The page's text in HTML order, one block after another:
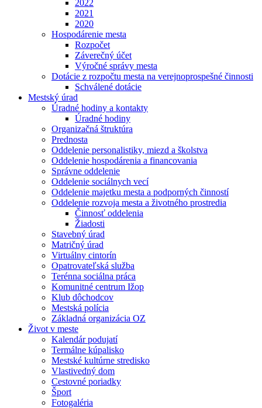
2022
2021
2020
Hospodárenie mesta
Rozpočet
Záverečný účet
Výročné správy mesta
Dotácie z rozpočtu mesta na verejnoprospešné činnosti
Schválené dotácie
Mestský úrad
Úradné hodiny a kontakty
Úradné hodiny
Organizačná štruktúra
Prednosta
Oddelenie personalistiky, miezd a školstva
Oddelenie hospodárenia a financovania
Správne oddelenie
Oddelenie sociálnych vecí
Oddelenie majetku mesta a podporných činností
Oddelenie rozvoja mesta a životného prostredia
Činnosť oddelenia
Žiadosti
Stavebný úrad
Matričný úrad
Virtuálny cintorín
Opatrovateľská služba
Terénna sociálna práca
Komunitné centrum Ižop
Klub dôchodcov
Mestská polícia
Základná organizácia OZ
Život v meste
Kalendár podujatí
Termálne kúpalisko
Mestské kultúrne stredisko
Vlastivedný dom
Cestovné poriadky
Šport
Fotogaléria